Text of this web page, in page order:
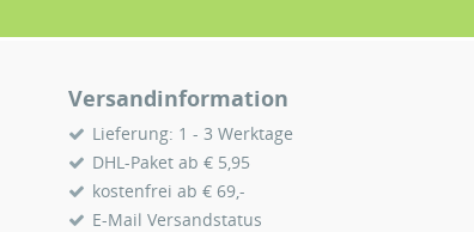
Versandinformation
Lieferung: 1 - 3 Werktage
DHL-Paket ab € 5,95
kostenfrei ab € 69,-
E-Mail Versandstatus